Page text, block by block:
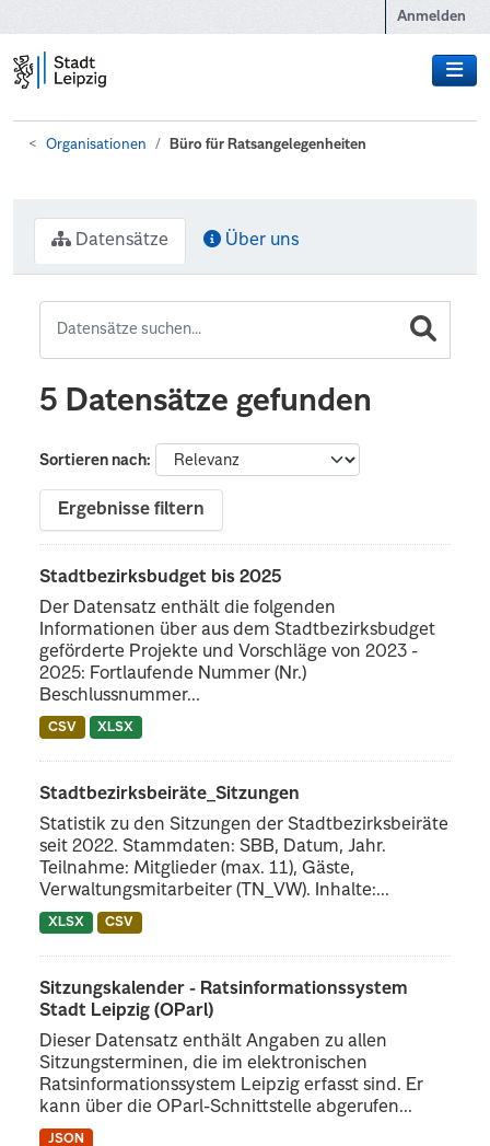
Anmelden
Organisationen Büro für Ratsangelegenheiten
Datensätze Über uns
5 Datensätze gefunden
Sortieren nach
Ergebnisse filtern
Stadtbezirksbudget bis 2025
Der Datensatz enthält die folgenden
Informationen über aus dem Stadtbezirksbudget
geförderte Projekte und Vorschläge von 2023 -
2025: Fortlaufende Nummer (Nr.)
Beschlussnummer...
CSV XLSX
Stadtbezirksbeiräte_Sitzungen
Statistik zu den Sitzungen der Stadtbezirksbeiräte
seit 2022. Stammdaten: SBB, Datum, Jahr.
Teilnahme: Mitglieder (max. 11), Gäste,
Verwaltungsmitarbeiter (TN_VW). Inhalte:...
XLSX CSV
Sitzungskalender - Ratsinformationssystem
Stadt Leipzig (OParl)
Dieser Datensatz enthält Angaben zu allen
Sitzungsterminen, die im elektronischen
Ratsinformationssystem Leipzig erfasst sind. Er
kann über die OParl-Schnittstelle abgerufen...
JSON